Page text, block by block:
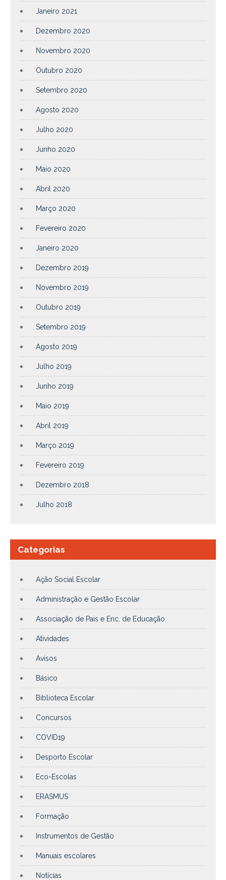
Janeiro 2021
Dezembro 2020
Novembro 2020
Outubro 2020
Setembro 2020
Agosto 2020
Julho 2020
Junho 2020
Maio 2020
Abril 2020
Março 2020
Fevereiro 2020
Janeiro 2020
Dezembro 2019
Novembro 2019
Outubro 2019
Setembro 2019
Agosto 2019
Julho 2019
Junho 2019
Maio 2019
Abril 2019
Março 2019
Fevereiro 2019
Dezembro 2018
Julho 2018
Categorias
Ação Social Escolar
Administração e Gestão Escolar
Associação de Pais e Enc. de Educação
Atividades
Avisos
Básico
Biblioteca Escolar
Concursos
COVID19
Desporto Escolar
Eco-Escolas
ERASMUS
Formação
Instrumentos de Gestão
Manuais escolares
Notícias